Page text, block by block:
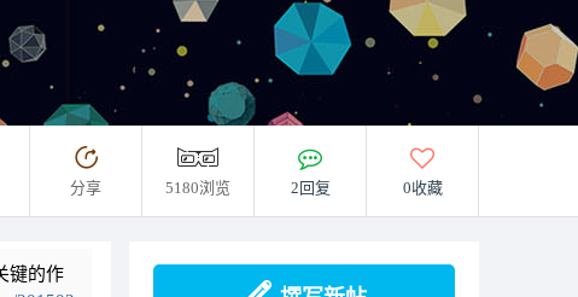
分享 5180浏览 2回复 0收藏
键的作